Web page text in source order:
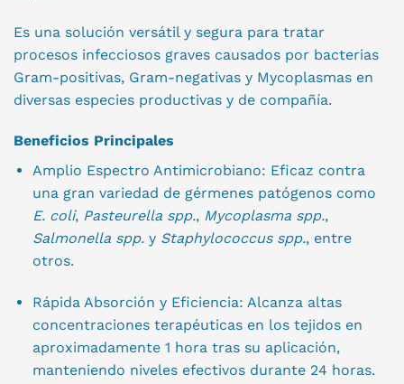
Es una solución versátil y segura para tratar
procesos infecciosos graves causados por bacterias
Gram-positivas, Gram-negativas y Mycoplasmas en
diversas especies productivas y de compañía.
Beneficios Principales
Amplio Espectro Antimicrobiano: Eficaz contra
una gran variedad de gérmenes patógenos como
E. coli, Pasteurella spp., Mycoplasma spp.,
Salmonella spp.y Staphylococcus spp., entre
otros.
Rápida Absorción y Eficiencia: Alcanza altas
concentraciones terapéuticas en los tejidos en
aproximadamente 1 hora tras su aplicación,
manteniendo niveles efectivos durante 24 horas.